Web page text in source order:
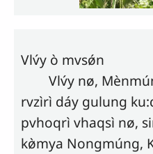
Vlv́y ò mvsǿn
Vlv́y nø,
rvzìrì dáy gulung
pvhoqrì vhaqsì nø,
kø̀mya Nongmúng,